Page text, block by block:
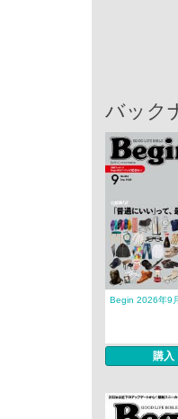
バック
Begin 2026年9
購入